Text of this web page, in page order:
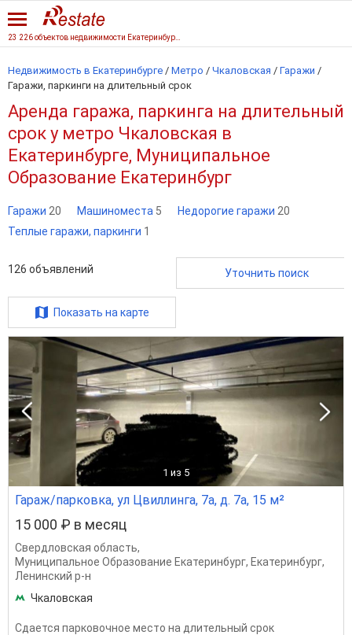
Недвижимость в Екатеринбурге / Метро / Чкаловская / Гаражи /
Гаражи, паркинги на длительный срок
Аренда гаража, паркинга на длительный
срок у метро Чкаловская в
Екатеринбурге, Муниципальное
Образование Екатеринбург
Гаражи 20 Машиноместа 5 Недорогие гаражи 20
Теплые гаражи, паркинги 1
126 объявлений Уточнить поиск
Показать на карте
1 из 5
Гараж/парковка, ул Цвиллинга, 7а, д. 7а, 15 м²
15 000 ₽ в месяц
Свердловская область,
Муниципальное Образование Екатеринбург, Екатеринбург,
Ленинский р-н
Чкаловская
Сдается парковочное место на длительный срок